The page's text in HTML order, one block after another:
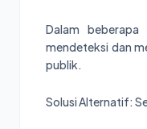
Dalam
mendeteksi dan
publik.
Solusi Alternatif: